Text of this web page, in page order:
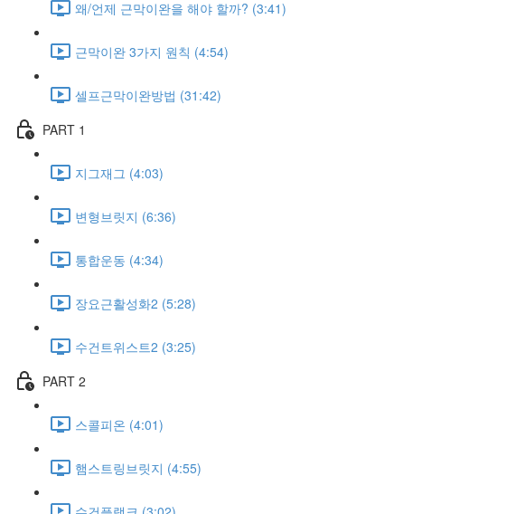
왜/언제 근막이완을 해야 할까? (3:41)
근막이완 3가지 원칙 (4:54)
셀프근막이완방법 (31:42)
PART 1
지그재그 (4:03)
변형브릿지 (6:36)
통합운동 (4:34)
장요근활성화2 (5:28)
수건트위스트2 (3:25)
PART 2
스콜피온 (4:01)
햄스트링브릿지 (4:55)